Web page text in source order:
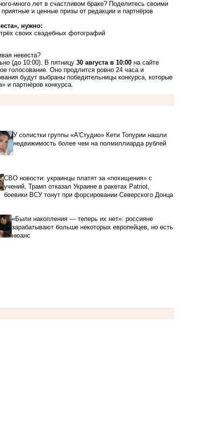
много лет в счастливом браке? Поделитесь своими
и ценные призы от редакции и партнёров
нужно:
своих свадебных фотографий
невеста?
(до 10:00). В пятницу 30 августа в 10:00 на сайте
голосование. Оно продлится ровно 24 часа и
будут выбраны победительницы конкурса, которые
и партнёров конкурса.
У солистки группы «А'Студио» Кети Топурии нашли
недвижимость более чем на полмиллиарда рублей
СВО новости: украинцы платят за «похищения» с
учений, Трамп отказал Украине в ракетах Patriot,
боевики ВСУ тонут при форсировании Северского Донца
«Были накопления — теперь их нет»: россияне
зарабатывают больше некоторых европейцев, но есть
нюанс